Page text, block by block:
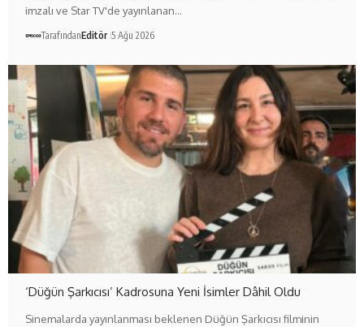
imzalı ve Star TV'de yayınlanan…
TarafındanEditör 5 Ağu 2026
‘Düğün Şarkıcısı’ Kadrosuna Yeni İsimler Dâhil Oldu
Sinemalarda yayınlanması beklenen Düğün Şarkıcısı filminin